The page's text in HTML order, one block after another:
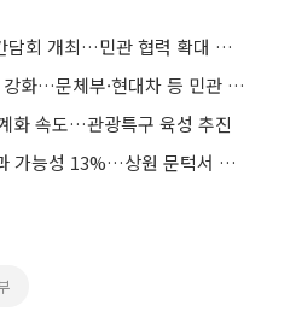
문체부, 지역관광 활성화 간담회 개최…민관 협력 확대 논의
외국인 노동자 한국어교육 강화…문체부·현대차 등 민관 협력 나서
화 속도…관광특구 육성 추진
美 클래리티 법안 연내 통과 가능성 13%…상원 문턱서 제동